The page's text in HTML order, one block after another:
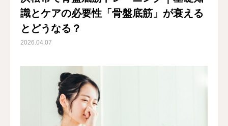
識とケアの必要性「骨盤底筋」が衰える
とどうなる？
2026.04.07
診療案内
大腸内視鏡検査
オンライン診療